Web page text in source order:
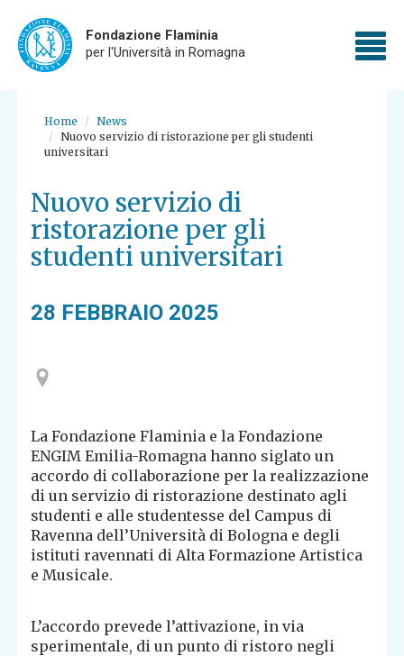
content
Fondazione Flaminia
per l'Università in Romagna
Home
News
Nuovo servizio di ristorazione per gli studenti
universitari
Nuovo servizio di
ristorazione per gli
studenti universitari
28 FEBBRAIO 2025
La Fondazione Flaminia e la Fondazione
ENGIM Emilia-Romagna hanno siglato un
accordo di collaborazione per la realizzazione
di un servizio di ristorazione destinato agli
studenti e alle studentesse del Campus di
Ravenna dell’Università di Bologna e degli
istituti ravennati di Alta Formazione Artistica
e Musicale.
L’accordo prevede l’attivazione, in via
sperimentale, di un punto di ristoro negli